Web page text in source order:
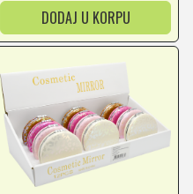
DODAJ U KORPU